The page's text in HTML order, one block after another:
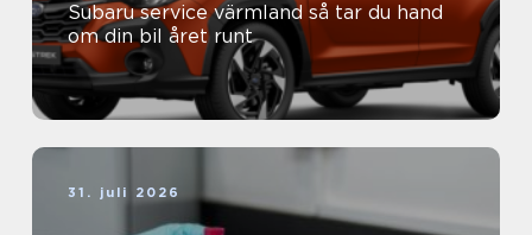
Subaru service värmland så tar du hand
om din bil året runt
31. juli 2026